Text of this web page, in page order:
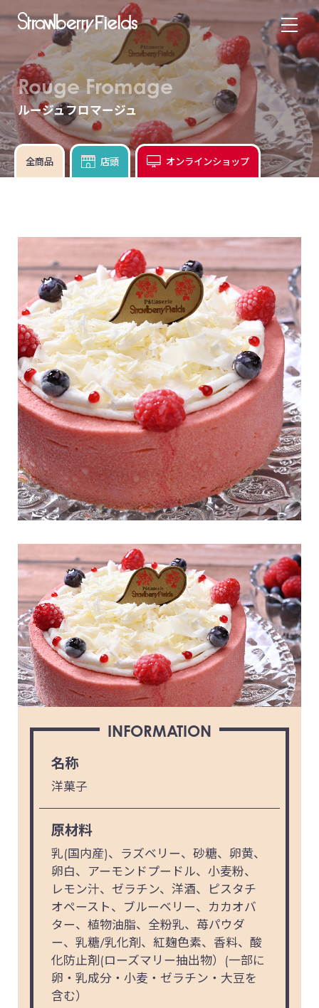
Rouge Fromage
ルージュフロマージュ
全商品 店頭 オンラインショップ
INFORMATION
名称
洋菓子
原材料
乳(国内産)、ラズベリー、砂糖、卵黄、
卵白、アーモンドプードル、小麦粉、
レモン汁、ゼラチン、洋酒、ピスタチ
オペースト、ブルーベリー、カカオバ
ター、植物油脂、全粉乳、苺パウダ
ー、乳糖/乳化剤、紅麹色素、香料、酸
化防止剤(ローズマリー抽出物）(一部に
卵・乳成分・小麦・ゼラチン・大豆を
含む）